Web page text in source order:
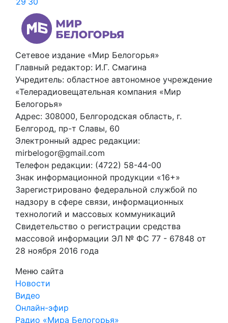
Сетевое издание «Мир Белогорья»
Главный редактор: И.Г. Смагина
Учредитель: областное автономное учреждение
«Телерадиовещательная компания «Мир
Белогорья»
Адрес: 308000, Белгородская область, г.
Белгород, пр-т Славы, 60
Электронный адрес редакции:
mirbelogor@gmail.com
Телефон редакции: (4722) 58-44-00
Знак информационной продукции «16+»
Зарегистрировано федеральной службой по
надзору в сфере связи, информационных
технологий и массовых коммуникаций
Свидетельство о регистрации средства
массовой информации ЭЛ № ФС 77 - 67848 от
28 ноября 2016 года
Меню сайта
Новости
Видео
Онлайн-эфир
Радио «Мира Белогорья»